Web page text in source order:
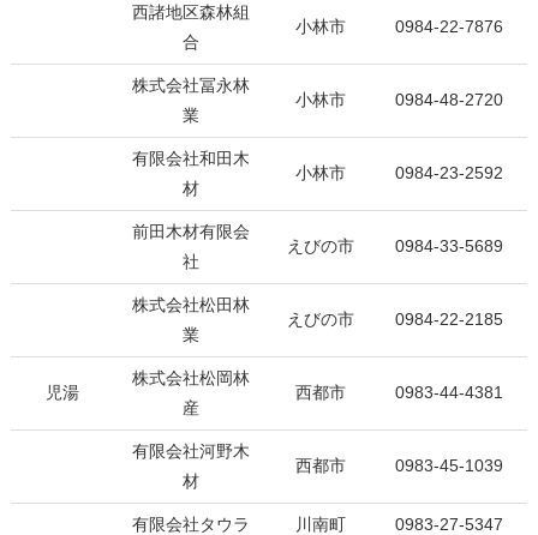
西諸地区森林組
合
小林市 0984-22-7876
株式会社冨永林
業
小林市 0984-48-2720
有限会社和田木
材
小林市 0984-23-2592
前田木材有限会
社
えびの市 0984-33-5689
株式会社松田林
業
えびの市 0984-22-2185
児湯
株式会社松岡林
産
西都市 0983-44-4381
有限会社河野木
材
西都市 0983-45-1039
有限会社タウラ 川南町 0983-27-5347